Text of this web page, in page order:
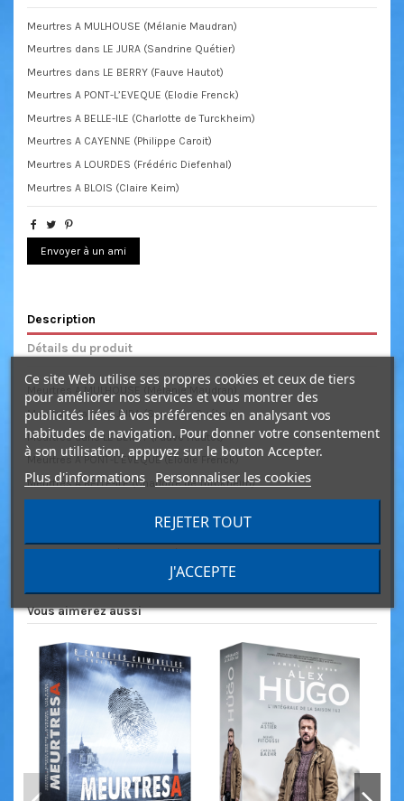
Meurtres A MULHOUSE (Mélanie Maudran)
Meurtres dans LE JURA (Sandrine Quétier)
Meurtres dans LE BERRY (Fauve Hautot)
Meurtres A PONT-L’EVEQUE (Elodie Frenck)
Meurtres A BELLE-ILE (Charlotte de Turckheim)
Meurtres A CAYENNE (Philippe Caroit)
Meurtres A LOURDES (Frédéric Diefenhal)
Meurtres A BLOIS (Claire Keim)
Envoyer à un ami
Description
Détails du produit
Meurtres A MULHOUSE (Mélanie Maudran)
Meurtres dans LE JURA (Sandrine Quétier)
Meurtres dans LE BERRY (Fauve Hautot)
Meurtres A PONT-L’EVEQUE (Elodie Frenck)
Meurtres A BELLE-ILE (Charlotte de Turckheim)
Meurtres A LOURDES (Frédéric Diefenhal)
Meurtres A BLOIS (Claire Keim)
Vous aimerez aussi
Ce site Web utilise ses propres cookies et ceux de tiers
pour améliorer nos services et vous montrer des
publicités liées à vos préférences en analysant vos
habitudes de navigation. Pour donner votre consentement
à son utilisation, appuyez sur le bouton Accepter.
Plus d'informations Personnaliser les cookies
REJETER TOUT
J'ACCEPTE